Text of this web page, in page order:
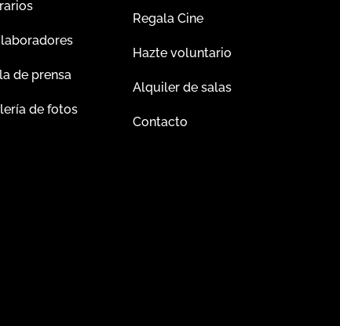
de prensa
de fotos
Regala Cine
Hazte voluntario
Alquiler de salas
Contacto